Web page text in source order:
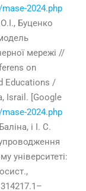
2024.php
Буценко
мережі //
on
Educations /
Israil. [Google
2024.php
і І. С.
університеті:
314217.1–